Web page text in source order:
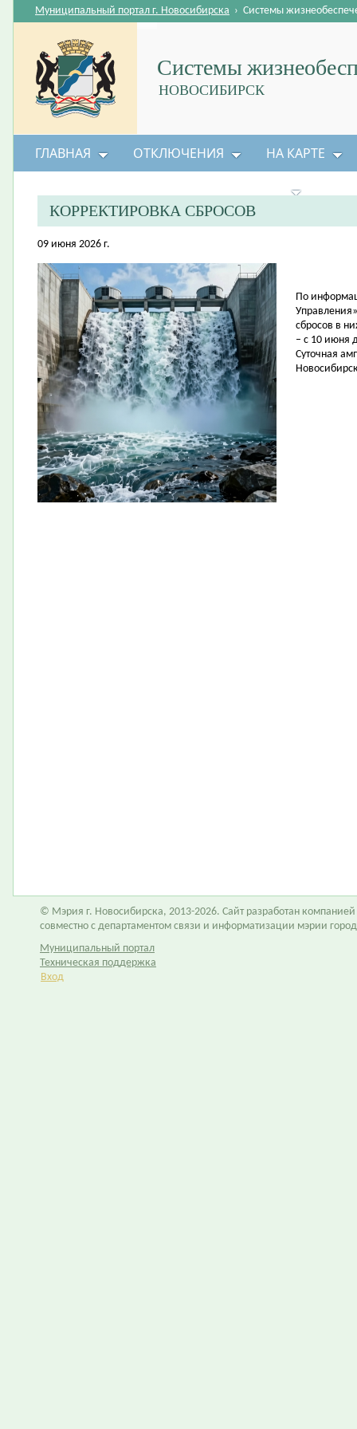
Системы
НОВОСИБИРСК
Муниципальный портал г. Новосибирска › Системы
ГЛАВНАЯ ОТКЛЮЧЕНИЯ НА КАРТЕ
КОРРЕКТИРОВКА СБРОСОВ
09 июня 2026 г.
По
сбросов в
– с 10 июня
Суточная
© Мэрия г. Новосибирска, 2013-2026. Сайт разработан компанией
совместно с департаментом связи и информатизации мэрии
Муниципальный портал
Техническая поддержка
Вход